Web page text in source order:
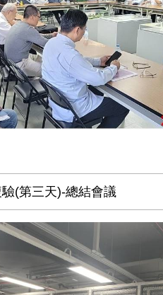
(第三天)-總結會議